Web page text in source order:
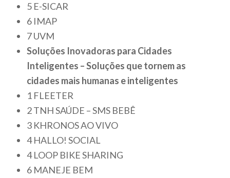
5 E-SICAR
6 IMAP
7 UVM
Soluções Inovadoras para Cidades
Inteligentes – Soluções que tornem as
cidades mais humanas e inteligentes
1 FLEETER
2 TNH SAÚDE – SMS BEBÊ
3 KHRONOS AO VIVO
4 HALLO! SOCIAL
4 LOOP BIKE SHARING
6 MANEJE BEM